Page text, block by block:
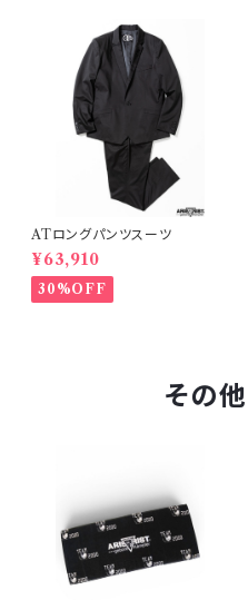
ATロングパンツスーツ
¥63,910
30%OFF
その